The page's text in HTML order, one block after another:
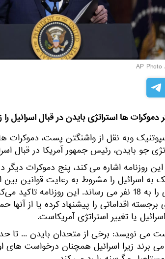
دموکرات ها استراتژی بایدن در قبال اسرائیل
وبه نقل از واشنگتن پست، دموکرات
جو بایدن، رئیس جمهور آمریکا در قبال
روزنامه اشاره می کند، پنج دموکرات دیگر
به اسرائیل را مشروط به رعایت قوانین بین
حامیان مالی را به 18 نفر می رساند. این روزنامه
اقداماتی را پیشنهاد کرده یا از آنها
یا تغییر استراتژی آمریکاست.
می نویسد: برخی از متحدان بایدن ... تا
می برند زیرا اسرائیل همچنان درخواست های